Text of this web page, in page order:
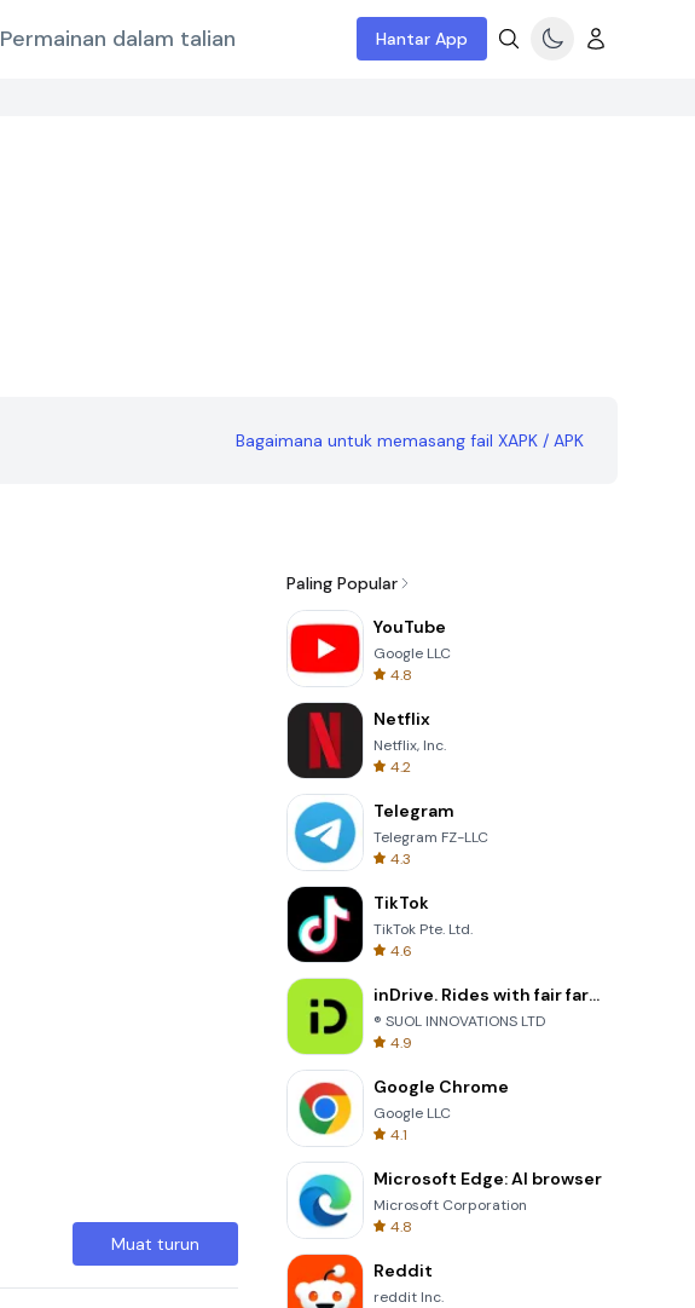
Permainan dalam talian Hantar App
Bagaimana untuk memasang fail XAPK / APK
Muat turun
Paling Popular
YouTube
Google LLC
4.8
Netflix
Netflix, Inc.
4.2
Telegram
Telegram FZ-LLC
4.3
TikTok
TikTok Pte. Ltd.
4.6
inDrive. Rides with fair fares
® SUOL INNOVATIONS LTD
4.9
Google Chrome
Google LLC
4.1
Microsoft Edge: AI browser
Microsoft Corporation
4.8
Reddit
reddit Inc.